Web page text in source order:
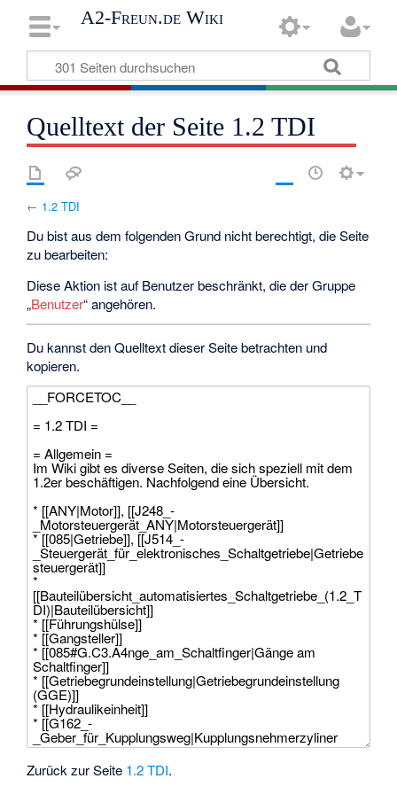
A2-Freun.de Wiki
Quelltext der Seite 1.2 TDI
← 1.2 TDI
Du bist aus dem folgenden Grund nicht berechtigt, die Seite
zu bearbeiten:
Diese Aktion ist auf Benutzer beschränkt, die der Gruppe
„Benutzer“ angehören.
Du kannst den Quelltext dieser Seite betrachten und
kopieren.
Zurück zur Seite 1.2 TDI.